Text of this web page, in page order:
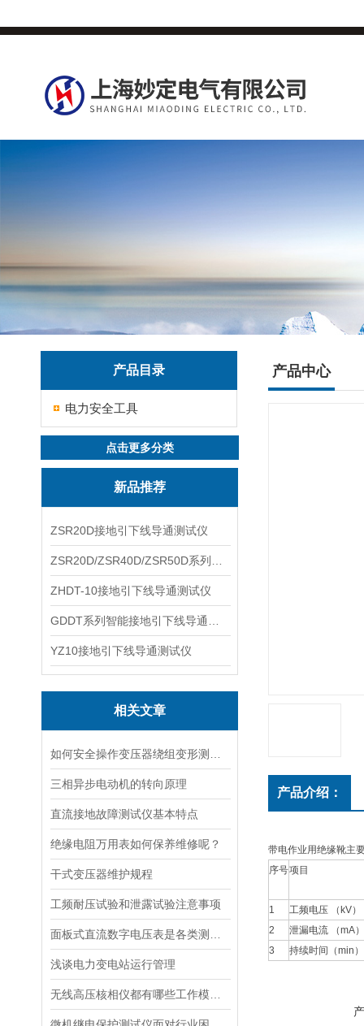
产品目录
电力安全工具
点击更多分类
新品推荐
ZSR20D接地引下线导通测试仪
ZHDT-10接地引下线导通测试仪
YZ10接地引下线导通测试仪
相关文章
三相异步电动机的转向原理
直流接地故障测试仪基本特点
绝缘电阻万用表如何保养维修呢？
干式变压器维护规程
工频耐压试验和泄露试验注意事项
浅谈电力变电站运行管理
产品中心
产品介绍：
带电作业用绝缘靴主
序号项目
1
工频电压 （kV）
2
泄漏电流 （mA）
3
持续时间（min）